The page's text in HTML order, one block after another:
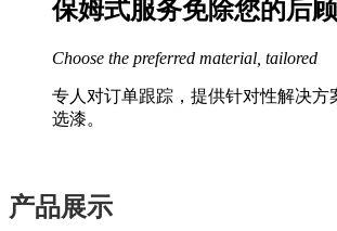
保姆式服务免除您的后
Choose the preferred material, tailored
专人对订单跟踪，提供针对性解决方
选漆。
产品展示